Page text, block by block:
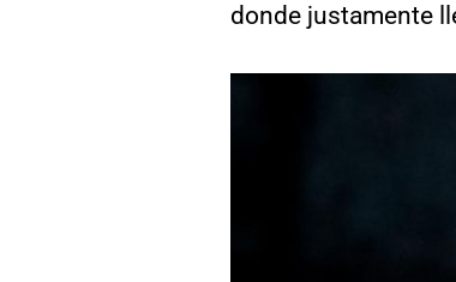
donde justamente